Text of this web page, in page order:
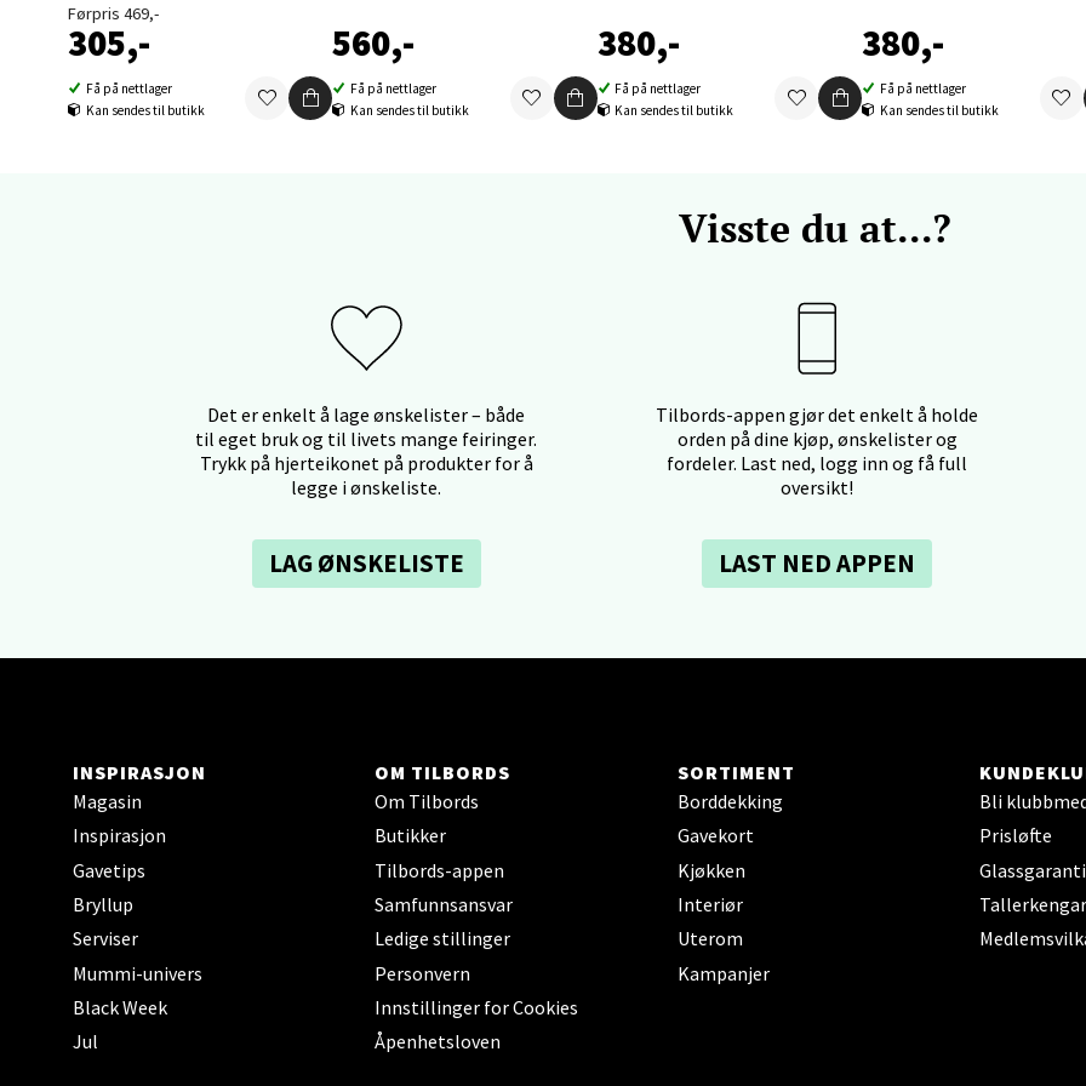
Førpris 469,-
305,-
Få på nettlager
Kan sendes til butikk
560,-
Få på nettlager
Kan sendes til butikk
380,-
Få på nettlager
Kan sendes til butikk
380,-
Få på nettlager
Kan sendes til butikk
Visste du at...?
Det er enkelt å lage ønskelister – både
til eget bruk og til livets mange feiringer.
Trykk på hjerteikonet på produkter for å
legge i ønskeliste.
LAG ØNSKELISTE
Tilbords-appen gjør det enkelt å holde
orden på dine kjøp, ønskelister og
fordeler. Last ned, logg inn og få full
oversikt!
LAST NED APPEN
INSPIRASJON
Magasin
Inspirasjon
Gavetips
Bryllup
Serviser
Mummi-univers
Black Week
Jul
OM TILBORDS
Om Tilbords
Butikker
Tilbords-appen
Samfunnsansvar
Ledige stillinger
Personvern
Innstillinger for Cookies
Åpenhetsloven
SORTIMENT
Borddekking
Gavekort
Kjøkken
Interiør
Uterom
Kampanjer
Bli
Prisløfte
Glassgaranti
Ålesund - Thon Senter Moa
Åpent i dag 10-20
0 i butikk
Narvik - Thon Senter Malmporten
Bergen - Oasen Senter
Folke Bernadottes vei 52, 5147 Fyllingsdalen
Åpent i dag 10-21
0 i butikk
Oppdal - Aunasenteret
Aunasenteret, Sunndalsvegen 3, 7340 Oppdal